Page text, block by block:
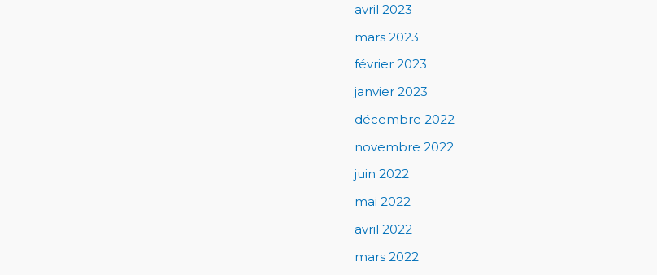
avril 2023
mars 2023
février 2023
janvier 2023
décembre 2022
novembre 2022
juin 2022
mai 2022
avril 2022
mars 2022